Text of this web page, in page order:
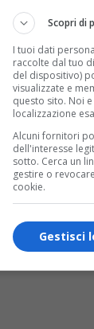
euro e
un
4
e per
entro il
Scopri di
I tuoi dati
raccolte dal tuo
del dispositivo)
visualizzate e
questo sito. Noi
localizzazione
Alcuni fornitori
dell'interesse
sotto. Cerca un
gestire o
cookie.
Gestisci